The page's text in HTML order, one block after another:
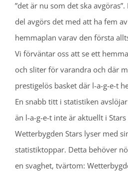
”det är nu som det ska
del avgörs det med att ha fem
hemmaplan varav den första
Vi förväntar oss att se ett
och sliter för varandra och där
prestigelös basket där l-a-g-e-t
En snabb titt i statistiken
än l-a-g-e-t inte är aktuellt i
Wetterbygden Stars lyser med
statistiktoppar. Detta behöver
en svaghet, tvärtom: